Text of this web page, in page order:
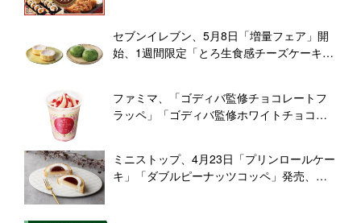
ど
セブンイレブン、5月8日「増量フェア」開
始、1週間限定「とろ生食感チーズケーキ」
ファミマ、「ゴディバ監修チョコレートフ
ラッペ」「ゴディバ監修ホワイトチョコレ
ストロベリーのホワイトチョコ
ミニストップ、4月23日「プリンロールケー
キ」「ダブルピーナッツコッペ」発売、プ